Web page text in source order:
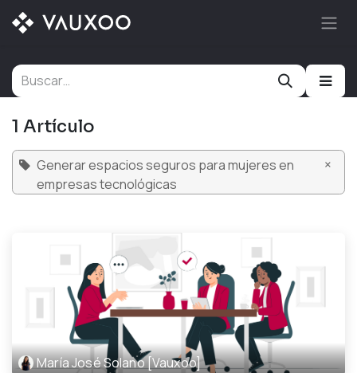
Ir al contenido
1 Artículo
Generar espacios seguros para mujeres en
empresas tecnológicas
×
María José Solano [Vauxoo]